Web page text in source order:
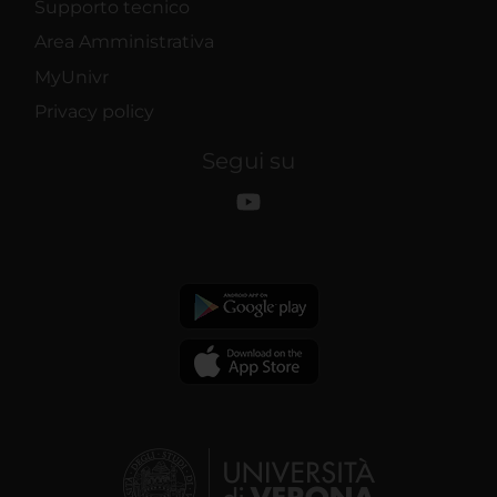
Supporto tecnico
Area Amministrativa
MyUnivr
Privacy policy
Segui su